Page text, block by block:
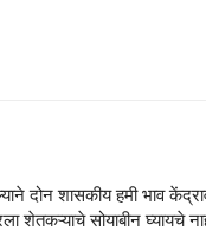
दोन शासकीय हमी भाव
शेतकऱ्याचे सोयाबीन घ्यायचे